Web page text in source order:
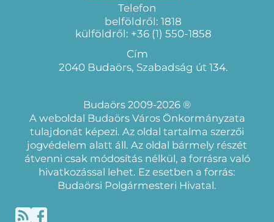
Telefon
belföldről: 1818
külföldről: +36 (1) 550-1858
Cím
2040 Budaörs, Szabadság út 134.
Budaörs 2009-2026 ®
A weboldal Budaörs Város Önkormányzata
tulajdonát képezi. Az oldal tartalma szerzői
jogvédelem alatt áll. Az oldal bármely részét
átvenni csak módosítás nélkül, a forrásra való
hivatkozással lehet. Ez esetben a forrás:
Budaörsi Polgármesteri Hivatal.